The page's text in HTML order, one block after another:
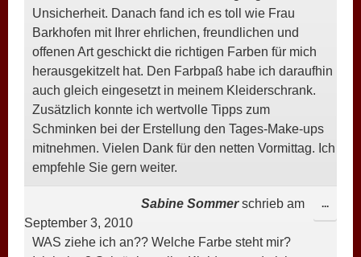
Unsicherheit. Danach fand ich es toll wie Frau
Barkhofen mit Ihrer ehrlichen, freundlichen und
offenen Art geschickt die richtigen Farben für mich
herausgekitzelt hat. Den Farbpaß habe ich daraufhin
auch gleich eingesetzt in meinem Kleiderschrank.
Zusätzlich konnte ich wertvolle Tipps zum
Schminken bei der Erstellung den Tages-Make-ups
mitnehmen. Vielen Dank für den netten Vormittag. Ich
empfehle Sie gern weiter.
Sabine Sommer schrieb am
September 3, 2010
WAS ziehe ich an?? Welche Farbe steht mir?
...DIESE